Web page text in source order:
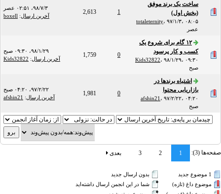
ساخت یک برند موفق
(بخش اول)
totaleternity، ۹۷/۱/۳، ۰۸:۰۵
عصر
1
2,613
۹۸/۷/۳، ۰۲:۵۱ عصر
آخرین ارسال:
boxell
۱۲ گام برای شروع یک
کسب و کار پرسود
Kids32822، ۹۸/۱/۲۹، ۰۹:۳۰
صبح
0
1,759
۹۸/۱/۲۹، ۰۹:۳۰ صبح
آخرین ارسال:
Kids32822
اشتباه برندها در
بازاریابی محتوا
afshin21، ۹۷/۲/۲۲، ۰۴:۲۰
صبح
0
1,981
۹۷/۲/۲۲، ۰۴:۲۰ صبح
آخرین ارسال:
afshin21
صفحه‌ها (3): 1
2
3 بعدی
موضوع داغ (تازه‌)
بدون ارسال جدید‌
شما در این انجمن ارسال داشته‌اید